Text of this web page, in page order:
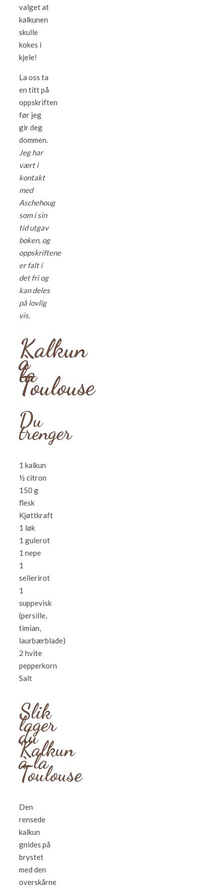
valget at
kalkunen
skulle
kokes i
kjele!
La oss ta
en titt på
oppskriften
før jeg
gir deg
dommen.
Jeg har
vært i
kontakt
med
Aschehoug
som i sin
tid utgav
boken, og
oppskriftene
er falt i
det fri og
kan deles
på lovlig
vis.
Kalkun
à
la
Toulouse
Du
trenger
1 kalkun
½ citron
150 g
flesk
Kjøttkraft
1 løk
1 gulerot
1 nepe
1
sellerirot
1
suppevisk
(persille,
timian,
laurbærblade)
2 hvite
pepperkorn
Salt
Slik
lager
du
Kalkun
à la
Toulouse
Den
rensede
kalkun
gnides på
brystet
med den
overskårne